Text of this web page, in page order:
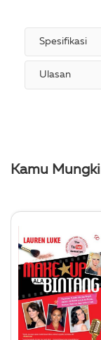
Spesifikasi
Ulasan
Kamu